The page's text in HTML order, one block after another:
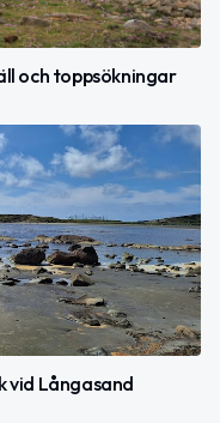
och toppsökningar
vid Långasand